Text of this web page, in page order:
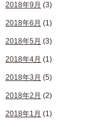
2018年9月 (3)
2018年6月 (1)
2018年5月 (3)
2018年4月 (1)
2018年3月 (5)
2018年2月 (2)
2018年1月 (1)